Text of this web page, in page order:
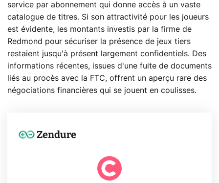
service par abonnement qui donne accès à un vaste
catalogue de titres. Si son attractivité pour les joueurs
est évidente, les montants investis par la firme de
Redmond pour sécuriser la présence de jeux tiers
restaient jusqu'à présent largement confidentiels. Des
informations récentes, issues d'une fuite de documents
liés au procès avec la FTC, offrent un aperçu rare des
négociations financières qui se jouent en coulisses.
Zendure